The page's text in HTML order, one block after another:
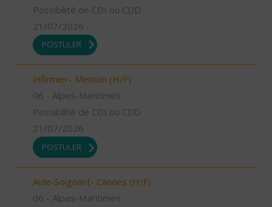
Possibilité de CDI ou CDD
21/07/2026
POSTULER
Infirmier- Menton (H/F)
06 - Alpes-Maritimes
Possibilité de CDI ou CDD
21/07/2026
POSTULER
Aide-Soignant- Cannes (H/F)
06 - Alpes-Maritimes